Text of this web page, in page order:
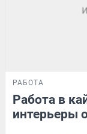
РАБОТА
Работа в
интерьеры